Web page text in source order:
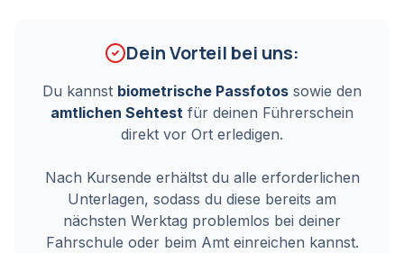
Dein Vorteil bei uns:
Du kannst biometrische Passfotos sowie den
amtlichen Sehtest für deinen Führerschein
direkt vor Ort erledigen.
Nach Kursende erhältst du alle erforderlichen
Unterlagen, sodass du diese bereits am
nächsten Werktag problemlos bei deiner
Fahrschule oder beim Amt einreichen kannst.